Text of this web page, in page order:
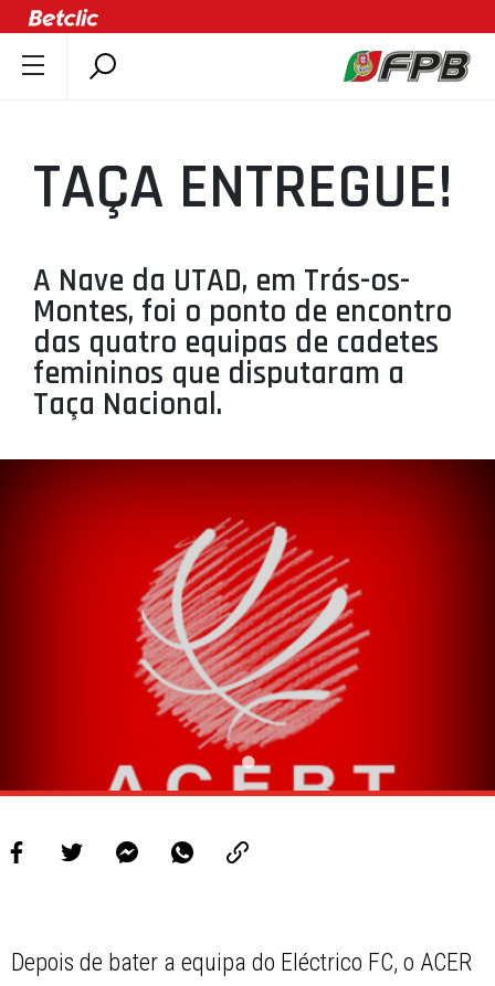
ÚLTIMAS
COMPETIÇÕES
ASSOCIAÇÕES
CLUBES
AGENTES
AGENDA
SELEÇÕES
MINIBASQUETE
ÁREA TÉCNICA
LIGA BETCLIC MASCULINA
LIGA BETCLIC FEMININA
TAÇA ENTREGUE!
A Nave da UTAD, em Trás-os-
Montes, foi o ponto de encontro
das quatro equipas de cadetes
femininos que disputaram a
Taça Nacional.
Depois de bater a equipa do Eléctrico FC, o ACER